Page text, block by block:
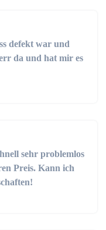
defekt war und
da und hat mir es
sehr problemlos
Preis. Kann ich